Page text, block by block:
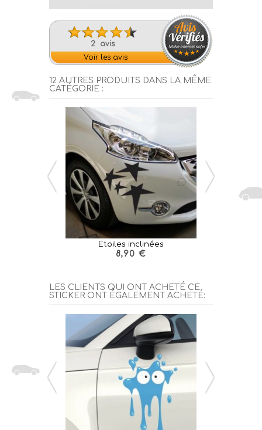
2 avis
Voir les avis
12 AUTRES PRODUITS DANS LA MÊME
CATÉGORIE :
Etoiles inclinées
8,90 €
LES CLIENTS QUI ONT ACHETÉ CE
STICKER ONT ÉGALEMENT ACHETÉ: